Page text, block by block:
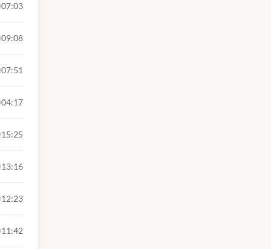
07:03
09:08
07:51
04:17
15:25
13:16
12:23
11:42